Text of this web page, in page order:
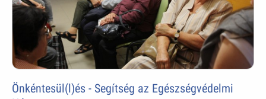
Önkéntesül(l)és - Segítség az Egészségvédelmi